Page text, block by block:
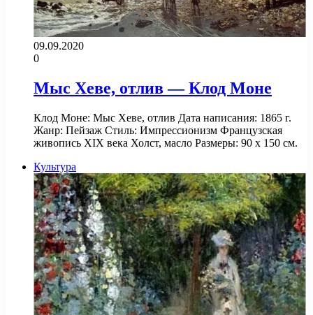
09.09.2020
0
Мыс Хеве, отлив — Клод Моне
Клод Моне: Мыс Хеве, отлив Дата написания: 1865 г.
Жанр: Пейзаж Стиль: Импрессионизм Французская
живопись XIX века Холст, масло Размеры: 90 x 150 см.
Культура